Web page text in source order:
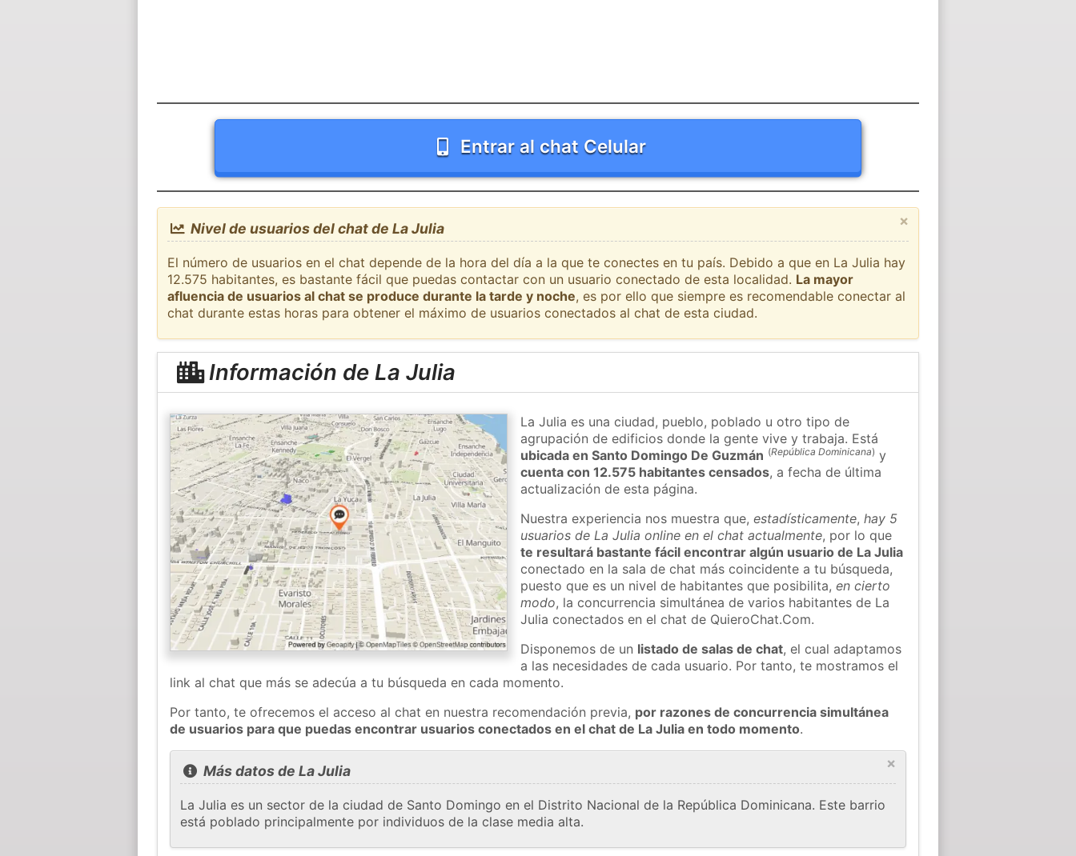
Entrar al chat Celular
×
Nivel de usuarios del chat de La Julia
El número de usuarios en el chat depende de la hora del día a la que te conectes en tu país. Debido a que en La Julia hay
12.575 habitantes, es bastante fácil que puedas contactar con un usuario conectado de esta localidad. La mayor
afluencia de usuarios al chat se produce durante la tarde y noche, es por ello que siempre es recomendable conectar al
chat durante estas horas para obtener el máximo de usuarios conectados al chat de esta ciudad.
Información de La Julia
La Julia es una ciudad, pueblo, poblado u otro tipo de
agrupación de edificios donde la gente vive y trabaja. Está
ubicada en Santo Domingo De Guzmán (República Dominicana) y
cuenta con 12.575 habitantes censados, a fecha de última
actualización de esta página.
Nuestra experiencia nos muestra que,estadísticamente,hay 5
usuarios de La Julia online en el chat actualmente, por lo que
te resultará bastante fácil encontrar algún usuario de La Julia
conectado en la sala de chat más coincidente a tu búsqueda,
puesto que es un nivel de habitantes que posibilita,en cierto
modo, la concurrencia simultánea de varios habitantes de La
Julia conectados en el chat de QuieroChat.Com.
Disponemos de un listado de salas de chat, el cual adaptamos
a las necesidades de cada usuario. Por tanto, te mostramos el
link al chat que más se adecúa a tu búsqueda en cada momento.
Por tanto, te ofrecemos el acceso al chat en nuestra recomendación previa, por razones de concurrencia simultánea
de usuarios para que puedas encontrar usuarios conectados en el chat de La Julia en todo momento.
×
Más datos de La Julia
La Julia es un sector de la ciudad de Santo Domingo en el Distrito Nacional de la República Dominicana. Este barrio
está poblado principalmente por individuos de la clase media alta.